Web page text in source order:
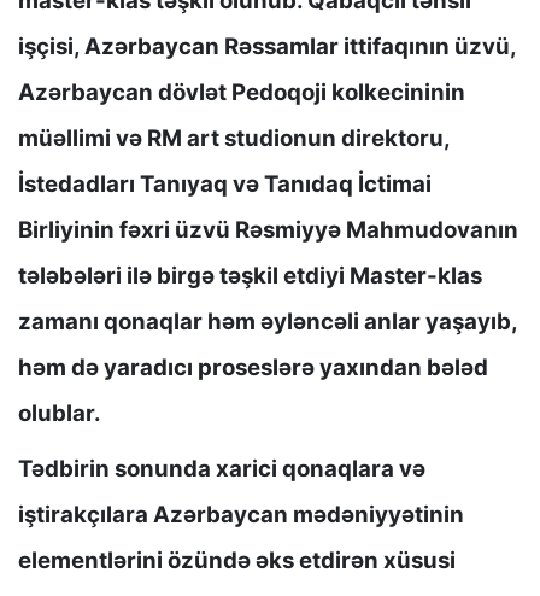
işçisi, Azərbaycan Rəssamlar ittifaqının üzvü,
Azərbaycan dövlət Pedoqoji kolkecininin
müəllimi və RM art studionun direktoru,
İstedadları Tanıyaq və Tanıdaq İctimai
Birliyinin fəxri üzvü Rəsmiyyə Mahmudovanın
tələbələri ilə birgə təşkil etdiyi Master-klas
zamanı qonaqlar həm əyləncəli anlar yaşayıb,
həm də yaradıcı proseslərə yaxından bələd
olublar.
Tədbirin sonunda xarici qonaqlara və
iştirakçılara Azərbaycan mədəniyyətinin
elementlərini özündə əks etdirən xüsusi